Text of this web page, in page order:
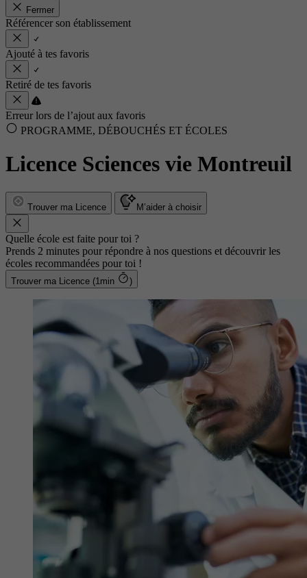
Fermer
Référencer son établissement
Ajouté à tes favoris
Retiré de tes favoris
Erreur lors de l’ajout aux favoris
PROGRAMME, DÉBOUCHÉS ET ÉCOLES
Licence Sciences vie Montreuil
Trouver ma Licence M’aider à choisir
Quelle école est faite pour toi ?
Prends 2 minutes pour répondre à nos questions et découvrir les
écoles recommandées pour toi !
Trouver ma Licence (1min )